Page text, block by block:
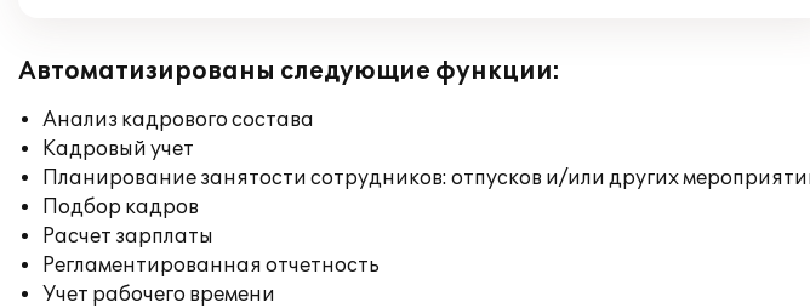
Автоматизированы следующие функции:
Анализ кадрового состава
Кадровый учет
Планирование занятости сотрудников: отпусков и/или других
Подбор кадров
Расчет зарплаты
Регламентированная отчетность
Учет рабочего времени